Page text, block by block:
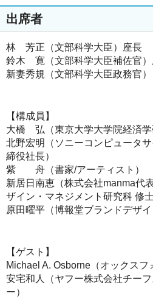
出席者
林 芳正（文部科学大臣）座長
鈴木 寛（文部科学大臣補佐官）
新妻秀規（文部科学大臣政務官）
【構成員】
大橋 弘（東京大学大学院経済学
北野宏明（ソニーコンピュータ
締役社長）
紫 舟（書家/アーティスト）
新居日南恵（株式会社manma代
ザイン・マネジメント研究科 修士
原田曜平（博報堂ブランドデザ
【ゲスト】
Michael A. Osborne（オックスフ
安宅和人（ヤフー株式会社チー
ー）